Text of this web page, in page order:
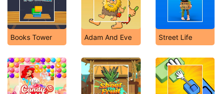
Books Tower Adam And Eve Street Life